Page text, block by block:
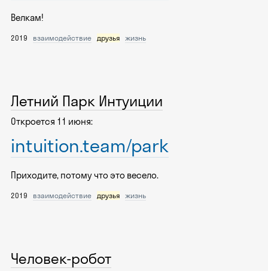
Велкам!
2019 взаимодействие друзья жизнь
Летний Парк Интуиции
Откроется 11 июня:
intuition.team/park
Приходите, потому что это весело.
2019 взаимодействие друзья жизнь
Человек-робот